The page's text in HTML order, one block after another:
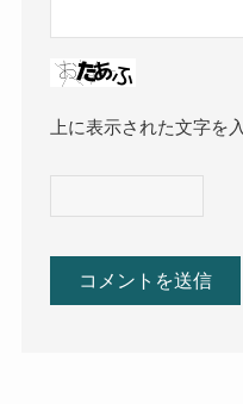
上に表示された文字を